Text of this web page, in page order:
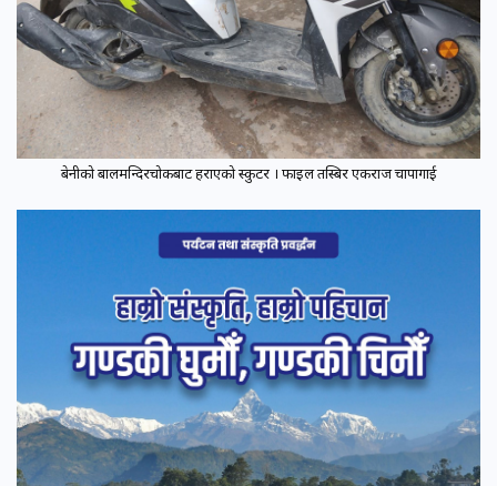
बेनीको बालमन्दिरचोकबाट हराएको स्कुटर । फाइल तस्बिर एकराज चापागाई